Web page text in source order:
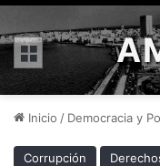
Menú
Inicio / Democracia y
Corrupción